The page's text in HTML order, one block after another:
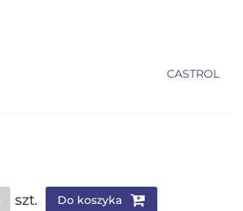
CASTROL
szt. Do koszyka